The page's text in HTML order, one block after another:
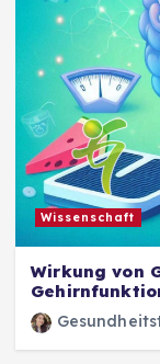
Wissenschaft
Wirkung von